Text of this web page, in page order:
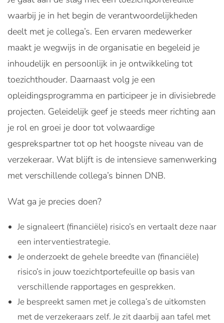
waarbij je in het begin de verantwoordelijkheden
deelt met je collega’s. Een ervaren medewerker
maakt je wegwijs in de organisatie en begeleid je
inhoudelijk en persoonlijk in je ontwikkeling tot
toezichthouder. Daarnaast volg je een
opleidingsprogramma en participeer je in divisiebrede
projecten. Geleidelijk geef je steeds meer richting aan
je rol en groei je door tot volwaardige
gesprekspartner tot op het hoogste niveau van de
verzekeraar. Wat blijft is de intensieve samenwerking
met verschillende collega’s binnen DNB.
Wat ga je precies doen?
Je signaleert (financiële) risico’s en vertaalt deze naar
een interventiestrategie.
Je onderzoekt de gehele breedte van (financiële)
risico’s in jouw toezichtportefeuille op basis van
verschillende rapportages en gesprekken.
Je bespreekt samen met je collega’s de uitkomsten
met de verzekeraars zelf. Je zit daarbij aan tafel met